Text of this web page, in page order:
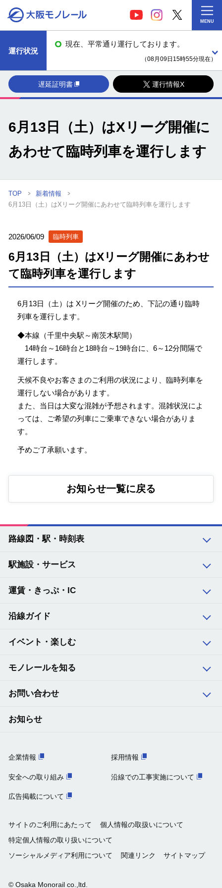
MENU
運行状況
現在、平常通り運行しております。
（08月09日15時55分現在）
遅延証明書 運行情報X
6月13日（土）はXリーグ開催に
あわせて臨時列車を運行します
TOP
新着情報
6月13日（土）はXリーグ開催にあわせて臨時列車を運行します
2026/06/09 臨時列車
6月13日（土）はXリーグ開催にあわせ
て臨時列車を運行します
6月13日（土）は Xリーグ開催のため、下記の通り臨時
列車を運行します。
◆本線（千里中央駅～南茨木駅間）
14時台～16時台と18時台～19時台に、6～12分間隔で
運行します。
天候不良やお客さまのご利用の状況により、臨時列車を
運行しない場合があります。
また、当日は大変な混雑が予想されます。混雑状況によ
っては、ご希望の列車にご乗車できない場合がありま
す。
予めご了承願います。
お知らせ一覧に戻る
路線図・駅・時刻表
14
16 山田
18 宇野辺
駅施設・サービス
運賃・きっぷ・IC
沿線ガイド
イベント・楽しむ
モノレールを知る
お問い合わせ
お知らせ
企業情報 採用情報
安全への取り組み 沿線での工事実施について
広告掲載について
サイトのご利用にあたって
個人情報の取扱いについて
特定個人情報の取り扱いについて
ソーシャルメディア利用について
関連リンク サイトマップ
© Osaka Monorail co.,ltd.